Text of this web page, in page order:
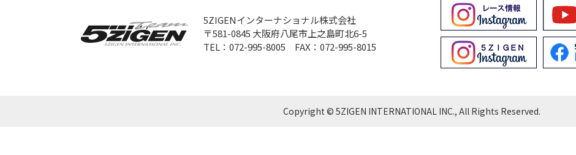
5ZIGENインターナショナル株式会社
〒581-0845 大阪府八尾市上之島町北6-5
TEL：072-995-8005 FAX：072-995-8015
Copyright © 5ZIGEN INTERNATIONAL INC., All Rights Reserved.